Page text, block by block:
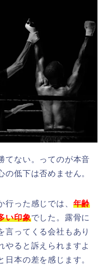
てない。ってのが本音
の低下は否めません。
行った感じでは、 年齢
い印象でした。露骨に
言ってくる会社もあり
やると訴えられますよ
日本の差を感じます。